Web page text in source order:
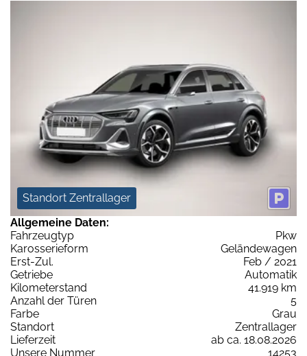
Standort Zentrallager
Allgemeine Daten:
Fahrzeugtyp
Pkw
Karosserieform
Geländewagen
Erst-Zul.
Feb / 2021
Getriebe
Automatik
Kilometerstand
41.919 km
Anzahl der Türen
5
Farbe
Grau
Standort
Zentrallager
Lieferzeit
ab ca. 18.08.2026
Unsere Nummer
14253